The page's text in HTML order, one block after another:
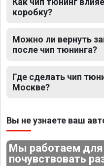
коробку?
Можно ли вернуть
после чип тюнинга?
Где сделать чип
Москве?
Вы не узнаете ваш
Мы работаем
почувствовать